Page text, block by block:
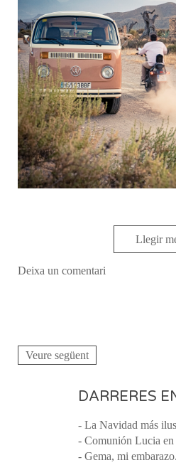
Llegir
Deixa un comentari
Veure següent
DARRERES
- La Navidad más
- Comunión Lucia en
- Gema, mi embarazo.